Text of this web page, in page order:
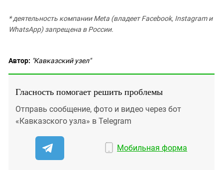
* деятельность компании Meta (владеет Facebook, Instagram и
WhatsApp) запрещена в России.
Автор: "Кавказский узел"
Гласность помогает решить проблемы
Отправь сообщение, фото и видео через бот
«Кавказского узла» в Telegram
Мобильная форма